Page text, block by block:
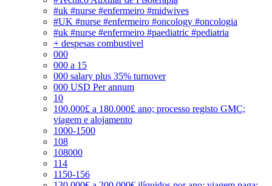
#uk #nurse #enfermeiro #midwives
#UK #nurse #enfermeiro #oncology #oncologia
#uk #nurse #enfermeiro #paediatric #pediatria
+ despesas combustivel
000
000 a 15
000 salary plus 35% turnover
000 USD Per annum
10
100.000£ a 180.000£ ano; processo registo GMC;
viagem e alojamento
1000-1500
108
108000
114
1150-156